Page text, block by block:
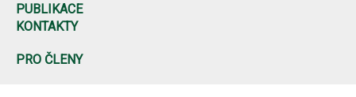
PUBLIKACE
KONTAKTY
PRO ČLENY